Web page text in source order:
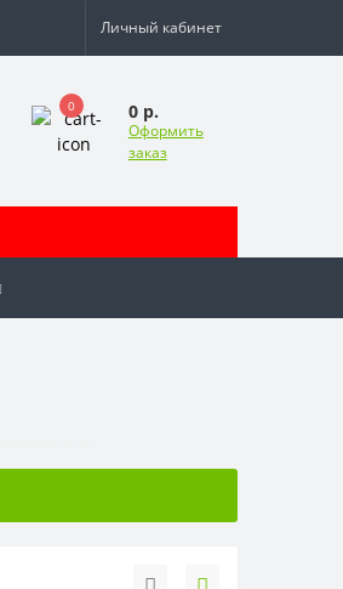
Личный кабинет
0 0 р.
Оформить
заказ